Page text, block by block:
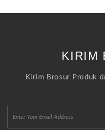
KIRIM
Kirim Brosur Produk